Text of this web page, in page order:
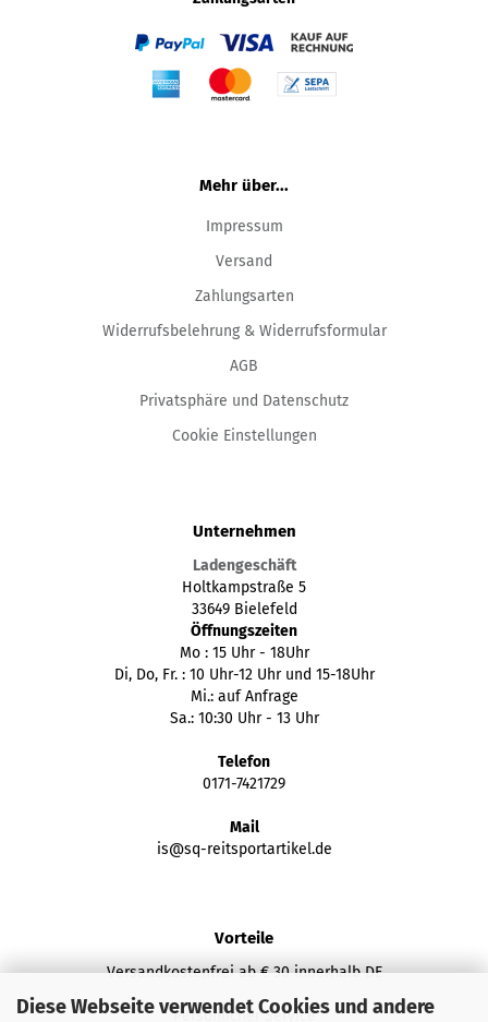
Diese Webseite verwendet Cookies und andere
Mehr über...
Impressum
Versand
Zahlungsarten
Widerrufsbelehrung & Widerrufsformular
AGB
Privatsphäre und Datenschutz
Cookie Einstellungen
Unternehmen
Ladengeschäft
Holtkampstraße 5
33649 Bielefeld
Öffnungszeiten
Mo : 15 Uhr - 18Uhr
Di, Do, Fr. : 10 Uhr-12 Uhr und 15-18Uhr
Mi.: auf Anfrage
Sa.: 10:30 Uhr - 13 Uhr
Telefon
0171-7421729
Mail
is@sq-reitsportartikel.de
Vorteile
Versandkostenfrei ab € 30 innerhalb DE
Persönlicher Service